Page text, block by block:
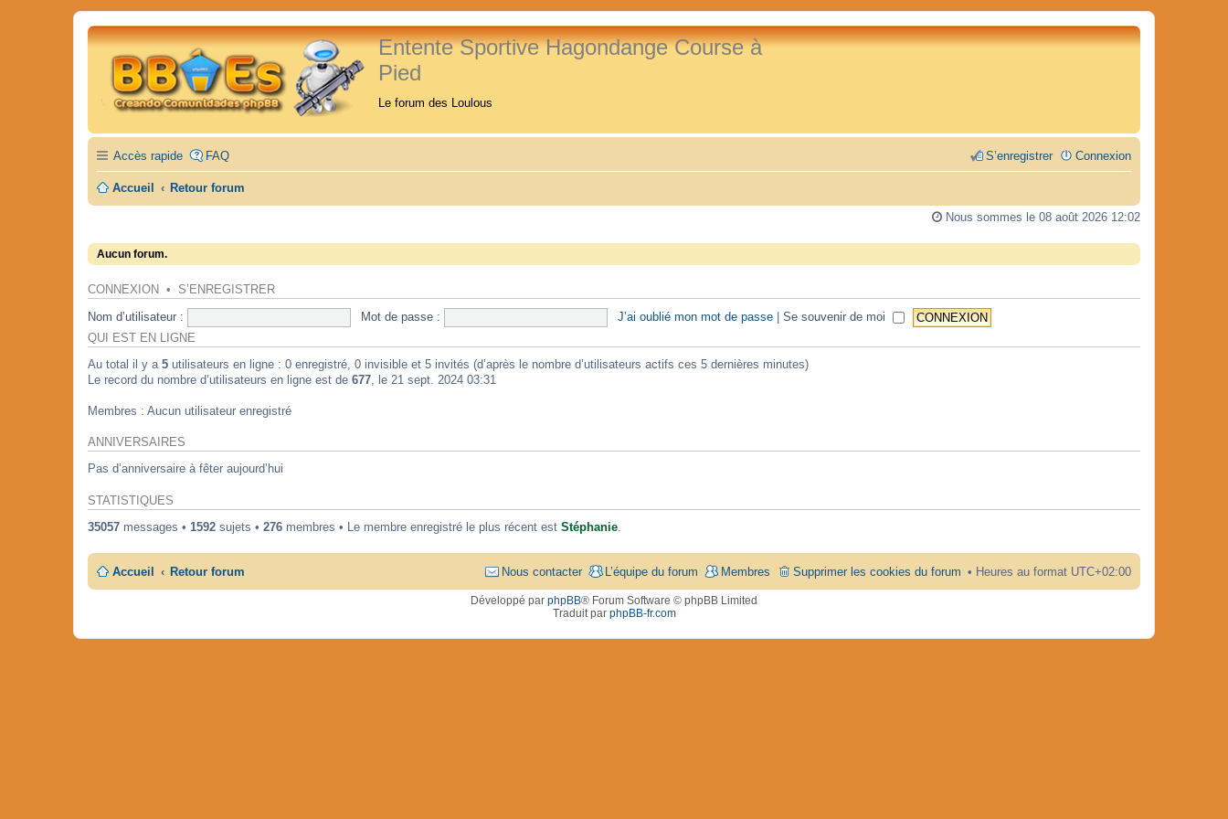
Entente Sportive Hagondange Course à
Pied
Le forum des Loulous
Accès rapide FAQ Connexion
S’enregistrer
Accueil Retour forum
Nous sommes le 08 août 2026 12:02
Aucun forum.
CONNEXION • S’ENREGISTRER
Nom d’utilisateur : Mot de passe : J’ai oublié mon mot de passe | Se souvenir de moi
QUI EST EN LIGNE
Au total il y a 5 utilisateurs en ligne : 0 enregistré, 0 invisible et 5 invités (d’après le nombre d’utilisateurs actifs ces 5 dernières minutes)
Le record du nombre d’utilisateurs en ligne est de 677 , le 21 sept. 2024 03:31
Membres : Aucun utilisateur enregistré
ANNIVERSAIRES
Pas d’anniversaire à fêter aujourd’hui
STATISTIQUES
35057 messages • 1592 sujets • 276 membres • Le membre enregistré le plus récent est Stéphanie.
Accueil Retour forum Heures au format UTC+02:00
Supprimer les cookies du forum
Membres
L’équipe du forum
Nous contacter
Développé par phpBB® Forum Software © phpBB Limited
Traduit par phpBB-fr.com